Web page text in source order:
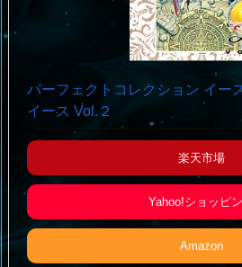
パーフェクトコレクション イー
イース Vol.２
楽天市場
Yahoo!ショッピ
Amazon